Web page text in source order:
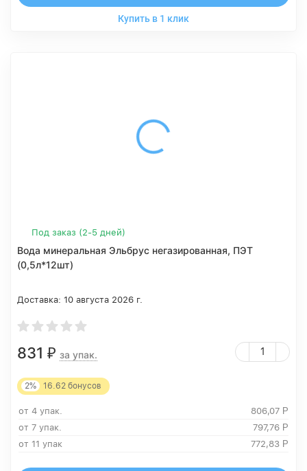
Купить в 1 клик
Под заказ (2-5 дней)
Вода минеральная Эльбрус негазированная, ПЭТ
(0,5л*12шт)
Доставка: 10 августа 2026 г.
831 ₽ за упак.
2% 16.62 бонусов
от 4 упак. 806,07 Р
от 7 упак.
797,76 Р
от 11 упак
772,83 Р